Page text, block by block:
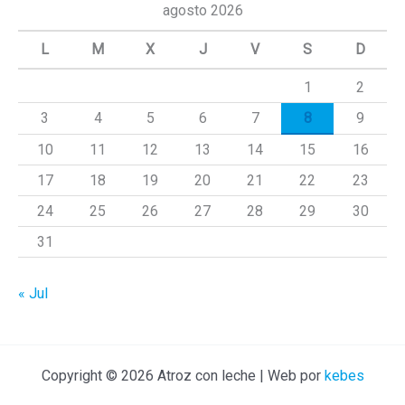
a
agosto 2026
L M X J V S D
1
2
3
4 5 6 7 8
9
10
11 12 13 14 15
16
17
18 19 20 21 22
23
24
25 26 27 28 29
30
31
« Jul
Copyright © 2026 Atroz con leche | Web por kebes